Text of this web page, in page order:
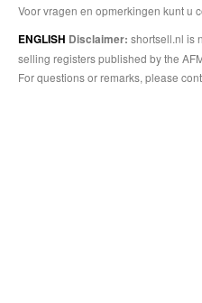
Voor vragen en opmerkingen kunt u
ENGLISH Disclaimer: shortsell.nl is
selling registers published by the
For questions or remarks, please